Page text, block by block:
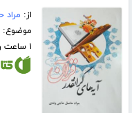
از:
موضوع:
۱ ساعت و ۱۷ دقیقه